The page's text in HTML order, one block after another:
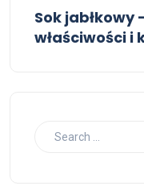
Sok jabłkowy
właściwości i